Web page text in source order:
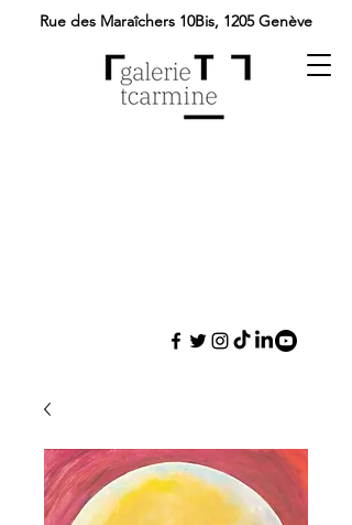
Rue des Maraîchers 10Bis, 1205 Genève